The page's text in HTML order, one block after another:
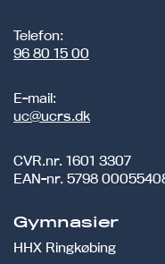
Telefon:
96 80 15 00
E-mail:
uc@ucrs.dk
CVR.nr. 1601 3307
EAN-nr. 5798
Gymnasier
HHX Ringkøbing